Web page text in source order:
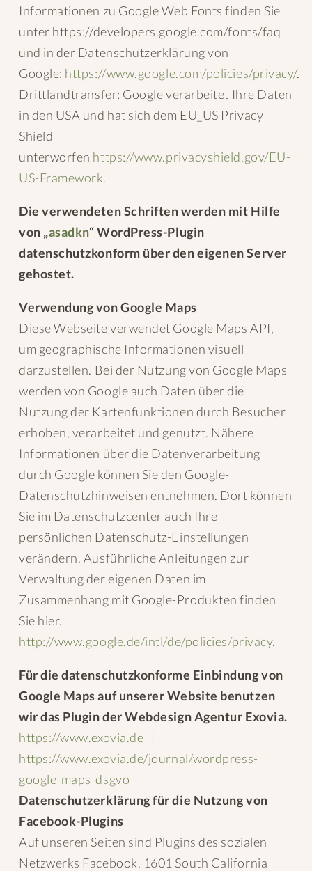
Informationen zu Google Web Fonts finden Sie
unter https://developers.google.com/fonts/faq
und in der Datenschutzerklärung von
Google: https://www.google.com/policies/privacy/.
Drittlandtransfer: Google verarbeitet Ihre Daten
in den USA und hat sich dem EU_US Privacy
Shield
unterworfen https://www.privacyshield.gov/EU-
US-Framework.
Die verwendeten Schriften werden mit Hilfe
von „asadkn“ WordPress-Plugin
datenschutzkonform über den eigenen Server
gehostet.
Verwendung von Google Maps
Diese Webseite verwendet Google Maps API,
um geographische Informationen visuell
darzustellen. Bei der Nutzung von Google Maps
werden von Google auch Daten über die
Nutzung der Kartenfunktionen durch Besucher
erhoben, verarbeitet und genutzt. Nähere
Informationen über die Datenverarbeitung
durch Google können Sie den Google-
Datenschutzhinweisen entnehmen. Dort können
Sie im Datenschutzcenter auch Ihre
persönlichen Datenschutz-Einstellungen
verändern. Ausführliche Anleitungen zur
Verwaltung der eigenen Daten im
Zusammenhang mit Google-Produkten finden
Sie hier.
http://www.google.de/intl/de/policies/privacy.
Für die datenschutzkonforme Einbindung von
Google Maps auf unserer Website benutzen
wir das Plugin der Webdesign Agentur Exovia.
https://www.exovia.de |
https://www.exovia.de/journal/wordpress-
google-maps-dsgvo
Datenschutzerklärung für die Nutzung von
Facebook-Plugins
Auf unseren Seiten sind Plugins des sozialen
Netzwerks Facebook, 1601 South California